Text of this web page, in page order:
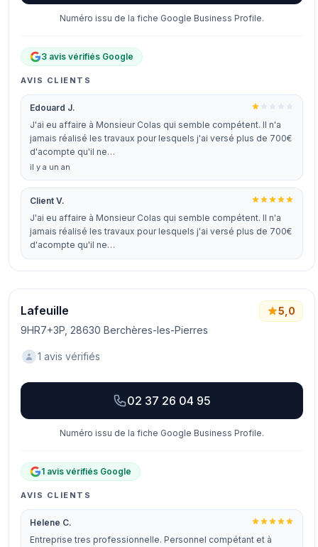
Numéro issu de la fiche Google Business Profile.
3 avis vérifiés Google
AVIS CLIENTS
Edouard J.
J'ai eu affaire à Monsieur Colas qui semble compétent. Il n'a
jamais réalisé les travaux pour lesquels j'ai versé plus de 700€
d'acompte qu'il ne…
il y a un an
Client V.
J'ai eu affaire à Monsieur Colas qui semble compétent. Il n'a
jamais réalisé les travaux pour lesquels j'ai versé plus de 700€
d'acompte qu'il ne…
Lafeuille
9HR7+3P, 28630 Berchères-les-Pierres
5,0
1 avis vérifiés
02 37 26 04 95
Numéro issu de la fiche Google Business Profile.
1 avis vérifiés Google
AVIS CLIENTS
Helene C.
Entreprise tres professionnelle. Personnel compétant et à